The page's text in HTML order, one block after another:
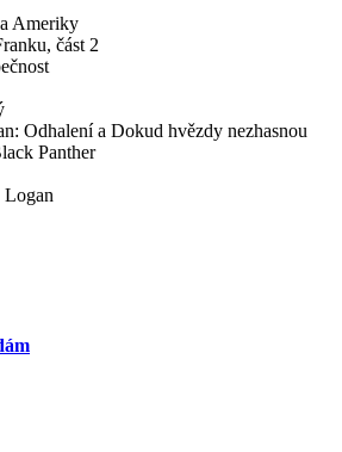
Ameriky
část 2
Odhalení a Dokud hvězdy nezhasnou
Panther
Logan